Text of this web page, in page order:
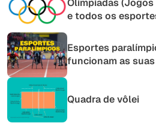
Olimpíadas
e todos os
Esportes
funcionam as
Quadra de vôlei